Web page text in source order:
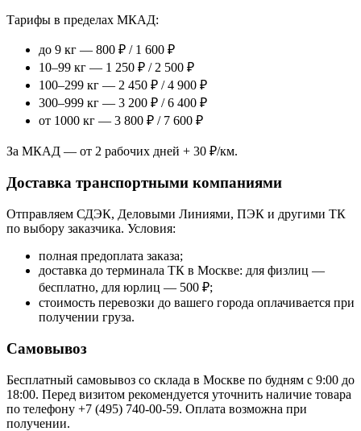
Тарифы в пределах МКАД:
до 9 кг — 800 ₽ / 1 600 ₽
10–99 кг — 1 250 ₽ / 2 500 ₽
100–299 кг — 2 450 ₽ / 4 900 ₽
300–999 кг — 3 200 ₽ / 6 400 ₽
от 1000 кг — 3 800 ₽ / 7 600 ₽
За МКАД — от 2 рабочих дней + 30 ₽/км.
Доставка транспортными компаниями
Отправляем СДЭК, Деловыми Линиями, ПЭК и другими ТК
по выбору заказчика. Условия:
полная предоплата заказа;
доставка до терминала ТК в Москве: для физлиц —
бесплатно, для юрлиц — 500 ₽;
стоимость перевозки до вашего города оплачивается при
получении груза.
Самовывоз
Бесплатный самовывоз со склада в Москве по будням с 9:00 до
18:00. Перед визитом рекомендуется уточнить наличие товара
по телефону +7 (495) 740-00-59. Оплата возможна при
получении.